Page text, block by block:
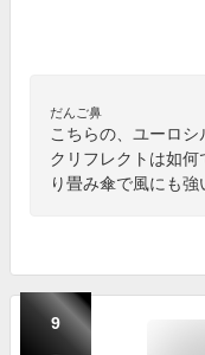
だんご鼻
こちらの、ユーロ
クリフレクトは如
り畳み傘で風にも強
9